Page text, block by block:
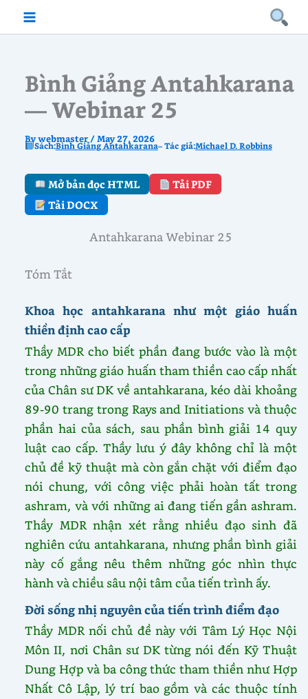
Bình Giảng Antahkarana
— Webinar 25
Bywebmaster / May 27, 2026
Sách:Bình Giảng Antahkarana– Tác giả:Michael D. Robbins
Mở bản đọc HTML
Tải PDF
Tải DOCX
Antahkarana Webinar 25
Tóm Tắt
Khoa học antahkarana như một giáo huấn
thiền định cao cấp
Thầy MDR cho biết phần đang bước vào là một
trong những giáo huấn tham thiền cao cấp nhất
của Chân sư DK về antahkarana, kéo dài khoảng
89-90 trang trong Rays and Initiations và thuộc
phần hai của sách, sau phần bình giải 14 quy
luật cao cấp. Thầy lưu ý đây không chỉ là một
chủ đề kỹ thuật mà còn gắn chặt với điểm đạo
nói chung, với công việc phải hoàn tất trong
ashram, và với những ai đang tiến gần ashram.
Thầy MDR nhận xét rằng nhiều đạo sinh đã
nghiên cứu antahkarana, nhưng phần bình giải
này cố gắng nêu thêm những góc nhìn thực
hành và chiều sâu nội tâm của tiến trình ấy.
Đời sống nhị nguyên của tiến trình điểm đạo
Thầy MDR nối chủ đề này với Tâm Lý Học Nội
Môn II, nơi Chân sư DK từng nói đến Kỹ Thuật
Dung Hợp và ba công thức tham thiền như Hợp
Nhất Cô Lập, lý trí bao gồm và các thuộc tính